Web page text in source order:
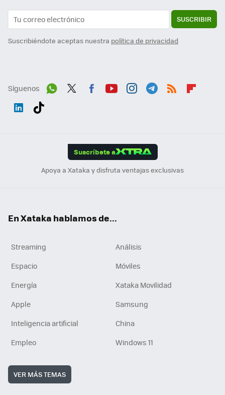
SUSCRIBIR
Suscribiéndote aceptas nuestra política de privacidad
Síguenos
Suscríbete a
Apoya a Xataka y disfruta ventajas exclusivas
En Xataka hablamos de...
Streaming
Análisis
Espacio
Móviles
Energía
Xataka Movilidad
Apple
Samsung
Inteligencia artificial
China
Empleo
Windows 11
VER MÁS TEMAS